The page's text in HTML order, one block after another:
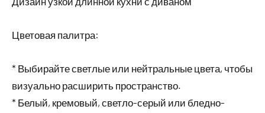
2023
Цветовая палитра:
* Выбирайте светлые или нейтральные цвета, чтобы
визуально расширить пространство.
* Белый, кремовый, светло-серый или бледно-